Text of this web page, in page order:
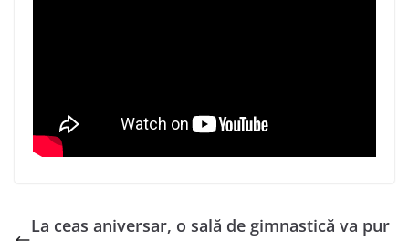
La ceas aniversar, o sală de gimnastică va pur